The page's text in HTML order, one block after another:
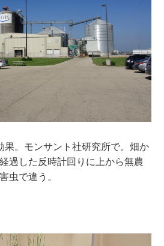
果。モンサント社研究所で。畑か
過した反時計回りに上から無農
虫で違う。